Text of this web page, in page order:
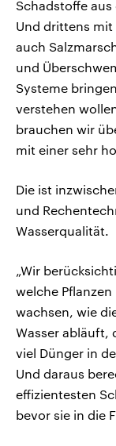
Schadstoffe
Und drittens
auch
und
Systeme
verstehen
brauchen wir
mit einer sehr
Die ist
und
Wasserqualität.
„Wir
welche
wachsen, wie
Wasser abläuft,
viel Dünger in
Und daraus
effizientesten
bevor sie in die